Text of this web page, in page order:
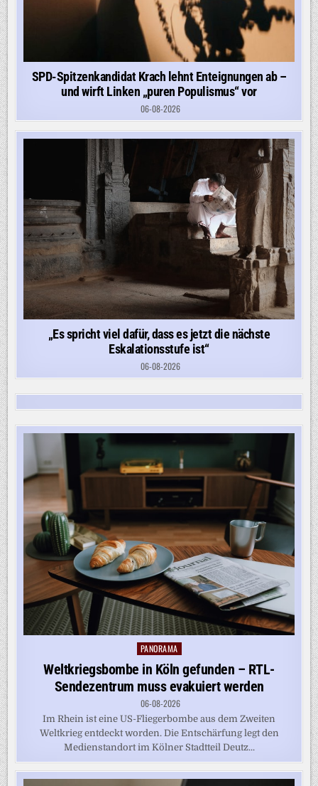
SPD-Spitzenkandidat Krach lehnt Enteignungen ab –
und wirft Linken „puren Populismus“ vor
06-08-2026
„Es spricht viel dafür, dass es jetzt die nächste
Eskalationsstufe ist“
06-08-2026
Posted
in
PANORAMA
Weltkriegsbombe in Köln gefunden – RTL-
Sendezentrum muss evakuiert werden
06-08-2026
Im Rhein ist eine US-Fliegerbombe aus dem Zweiten
Weltkrieg entdeckt worden. Die Entschärfung legt den
Medienstandort im Kölner Stadtteil Deutz...